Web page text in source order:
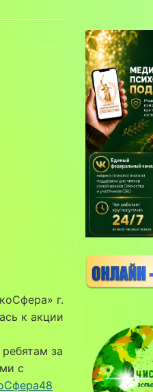
г.
к акции
за
с